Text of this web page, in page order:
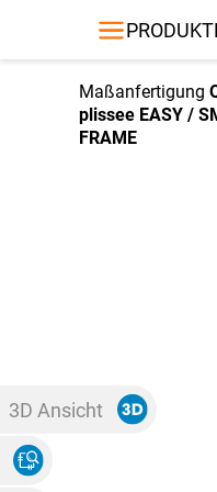
Maßanfertigung
plissee EASY /
FRAME
3D Ansicht
Stoff Ansicht